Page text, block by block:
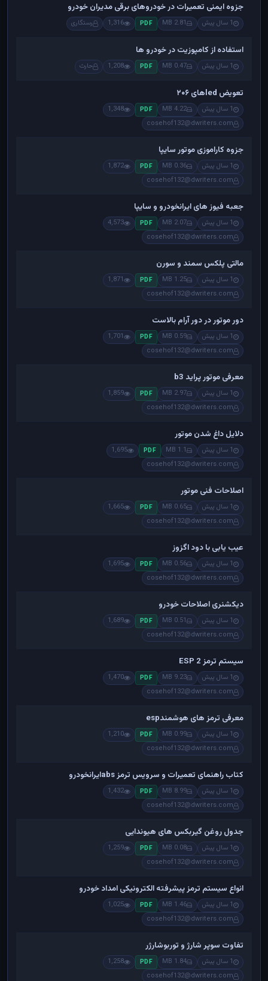
جزوه ایمنی تعمیرات در خودروهای برقی مدیران خودرو
1 سال پیش 2.81 MB
PDF
1,316 رستگاری
استفاده از کامپوزیت در خودرو ها
1 سال پیش 0.47 MB
PDF
1,208 حارث
تعویض ledهای ۲۰۶
1 سال پیش 4.22 MB
PDF
1,348
cosehof132@dwriters.com
جزوه کاراموزی موتور سایپا
1 سال پیش 0.36 MB
PDF
1,872
cosehof132@dwriters.com
جعبه فیوز های ایرانخودرو و سایپا
1 سال پیش 2.07 MB
PDF
4,573
cosehof132@dwriters.com
مالتی پلکس سمند و سورن
1 سال پیش 1.25 MB
PDF
1,871
cosehof132@dwriters.com
دور موتور در دور آرام بالاست
1 سال پیش 0.59 MB
PDF
1,701
cosehof132@dwriters.com
معرفی موتور پراید b3
1 سال پیش 2.97 MB
PDF
1,859
cosehof132@dwriters.com
دلایل داغ شدن موتور
1 سال پیش 1.1 MB
PDF
1,695
cosehof132@dwriters.com
اصلاحات فنی موتور
1 سال پیش 0.65 MB
PDF
1,665
cosehof132@dwriters.com
عیب یابی با دود اگزوز
1 سال پیش 0.56 MB
PDF
1,695
cosehof132@dwriters.com
دیکشنری اصلاحات خودرو
1 سال پیش 0.51 MB
PDF
1,689
cosehof132@dwriters.com
سیستم ترمز ESP 2
1 سال پیش 9.23 MB
PDF
1,470
cosehof132@dwriters.com
معرفی ترمز های هوشمندesp
1 سال پیش 0.99 MB
PDF
1,210
cosehof132@dwriters.com
کتاب راهنمای تعمیرات و سرویس ترمز absایرانخودرو
1 سال پیش 8.99 MB
PDF
1,432
cosehof132@dwriters.com
جدول روغن گیربکس های هیوندایی
1 سال پیش 0.08 MB
PDF
1,259
cosehof132@dwriters.com
انواع سیستم ترمز پیشرفته الکترونیکی امداد خودرو
1 سال پیش 1.46 MB
PDF
1,025
cosehof132@dwriters.com
تفاوت سوپر شارژ و توربوشارژر
1 سال پیش 1.84 MB
PDF
1,258
cosehof132@dwriters.com